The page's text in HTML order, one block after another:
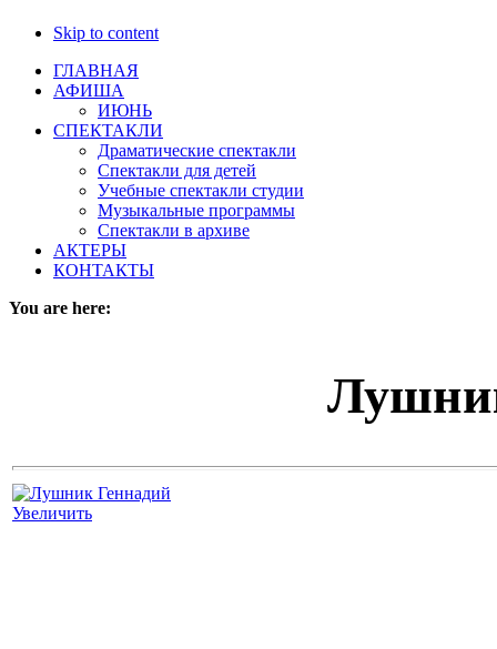
Skip to content
ГЛАВНАЯ
АФИША
ИЮНЬ
СПЕКТАКЛИ
Драматические спектакли
Спектакли для детей
Учебные спектакли студии
Музыкальные программы
Спектакли в архиве
АКТЕРЫ
КОНТАКТЫ
You are here:
Увеличить